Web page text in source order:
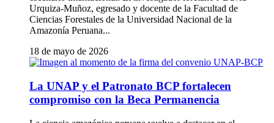
Urquiza-Muñoz, egresado y docente de la Facultad de
Ciencias Forestales de la Universidad Nacional de la
Amazonía Peruana...
18 de mayo de 2026
La UNAP y el Patronato BCP fortalecen
compromiso con la Beca Permanencia